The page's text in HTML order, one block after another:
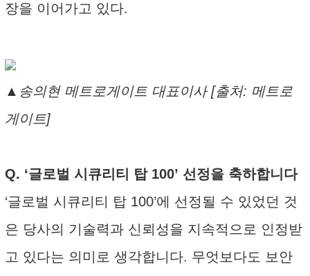
장을 이어가고 있다.
▲송의현 메트로게이트 대표이사 [출처: 메트로
게이트]
Q. ‘글로벌 시큐리티 탑 100’ 선정을 축하합니다
‘글로벌 시큐리티 탑 100’에 선정될 수 있었던 것
은 당사의 기술력과 신뢰성을 지속적으로 인정받
고 있다는 의미로 생각합니다. 무엇보다도 보안